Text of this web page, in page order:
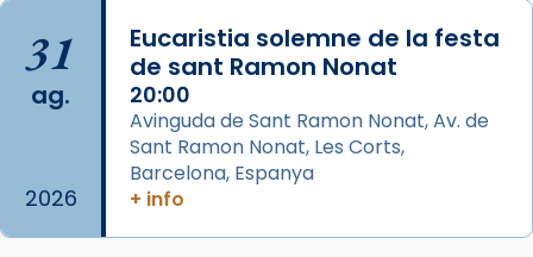
comitè organitzador de la visita apostòlica
del Sant Pare Lleó XIV a Barcelona, i als
col·laboradors, a la Catedral de Barcelona.
L’arquebisbe de Barcelona, el cardenal Joan
Josep Omella, ha presidit la missa i l’ha
concelebrat el bisbe auxiliar de Barcelona,
Mons. David Abadías.
31
ag.
2026
Eucaristia solemne de la festa
de sant Ramon Nonat
20:00
Avinguda de Sant Ramon Nonat, Av. de
Sant Ramon Nonat, Les Corts,
Barcelona, Espanya
+ info